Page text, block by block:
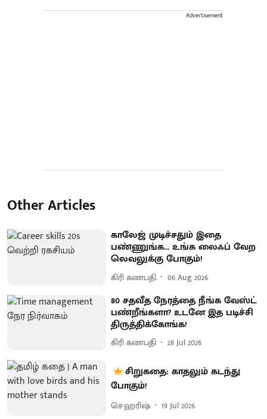
Advertisement
Other Articles
காலேஜ் முடிச்சதும் இதை
பண்ணுங்க... உங்க லைஃப் வேற
லெவலுக்கு போகும்!
கிரி கணபதி 06 Aug 2026
80 சதவீத நேரத்தை நீங்க வேஸ்ட்
பண்றீங்களா? உடனே இத படிச்சி
திருத்திக்கோங்க!
கிரி கணபதி 28 Jul 2026
சிறுகதை: காதலும் கடந்து
போகும்!
செ.ஹரிஷ் 19 Jul 2026